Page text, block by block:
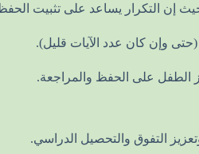
التفوق والتحصيل الدراسي.